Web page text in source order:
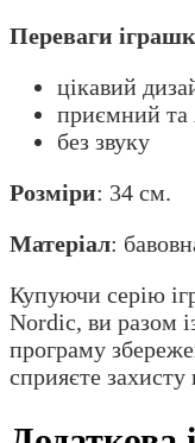
Переваги
цікавий
приємний та
без звуку
Розміри: 34 см.
Матеріал:
Купуючи серію
Nordic, ви разом
програму
сприяєте захисту